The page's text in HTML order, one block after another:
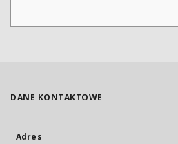
DANE KONTAKTOWE
Adres